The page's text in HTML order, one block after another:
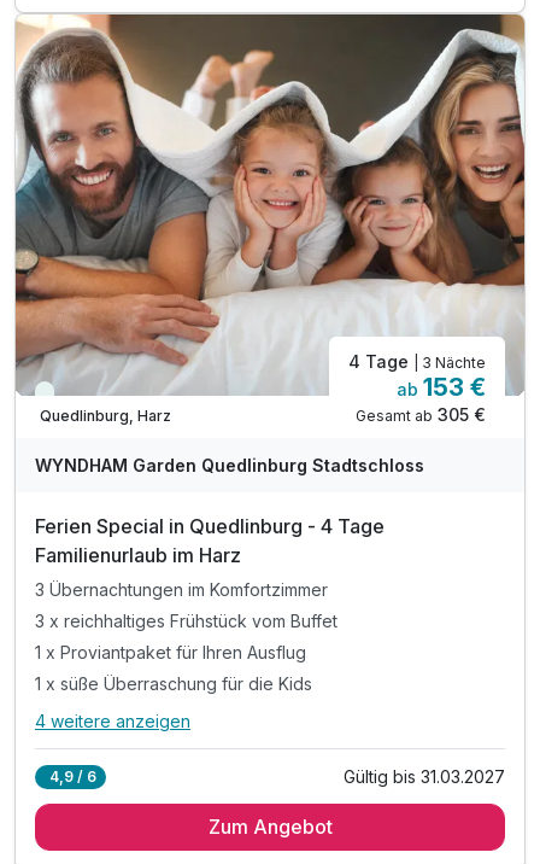
1 x Begrüßungssekt zur Einstimmung auf den Urlaub
1 x Stadtplan zur Mitnahme an der Rezeption
inkl. Leihbademantel bei Anreise auf dem Zimmer
inkl. Entspannungszeit in Sauna & Dampfbad
inkl. Parkplatz 150m vom Hotel entfernt
inkl. Nutzung des öffentlichen Nahverkehrs
inkl. WLAN Nutzung
Viele Termine frei
Quedlinburg, Harz
4 Tage | 3 Nächte
ab 153 €
Gesamt ab 305 €
WYNDHAM Garden Quedlinburg Stadtschloss
Ferien Special in Quedlinburg - 4 Tage
Familienurlaub im Harz
3 Übernachtungen im Komfortzimmer
3 x reichhaltiges Frühstück vom Buffet
1 x Proviantpaket für Ihren Ausflug
1 x süße Überraschung für die Kids
Alle Inklusivleistungen
3 x reichhaltiges Frühstück vom Buffet
4 weitere anzeigen
4,9 / 6 Gültig bis 31.03.2027
Zum Angebot